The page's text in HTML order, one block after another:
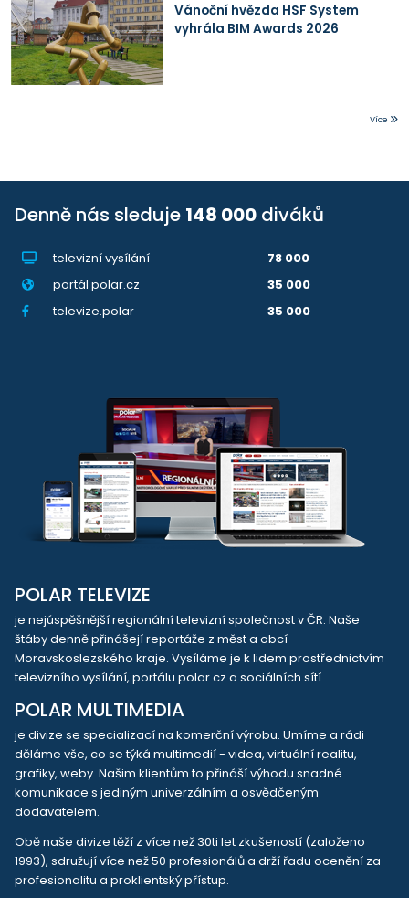
Vánoční hvězda HSF System
vyhrála BIM Awards 2026
Více
Denně nás sleduje 148 000 diváků
televizní vysílání
78 000
portál polar.cz
35 000
televize.polar
35 000
POLAR TELEVIZE
je nejúspěšnější regionální televizní společnost v ČR. Naše
štáby denně přinášejí reportáže z měst a obcí
Moravskoslezského kraje. Vysíláme je k lidem prostřednictvím
televizního vysílání, portálu polar.cz a sociálních sítí.
POLAR MULTIMEDIA
je divize se specializací na komerční výrobu. Umíme a rádi
děláme vše, co se týká multimedií - videa, virtuální realitu,
grafiky, weby. Našim klientům to přináší výhodu snadné
komunikace s jediným univerzálním a osvědčeným
dodavatelem.
Obě naše divize těží z více než 30ti let zkušeností (založeno
1993), sdružují více než 50 profesionálů a drží řadu ocenění za
profesionalitu a proklientský přístup.